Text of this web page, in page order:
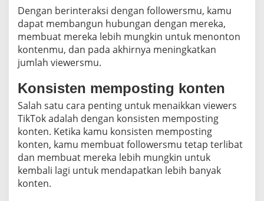
Dengan berinteraksi dengan followersmu, kamu
dapat membangun hubungan dengan mereka,
membuat mereka lebih mungkin untuk menonton
kontenmu, dan pada akhirnya meningkatkan
jumlah viewersmu.
Konsisten memposting konten
Salah satu cara penting untuk menaikkan viewers
TikTok adalah dengan konsisten memposting
konten. Ketika kamu konsisten memposting
konten, kamu membuat followersmu tetap terlibat
dan membuat mereka lebih mungkin untuk
kembali lagi untuk mendapatkan lebih banyak
konten.